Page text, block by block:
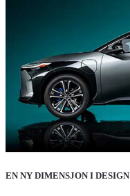
EN NY DIMENSJON I DESIGN